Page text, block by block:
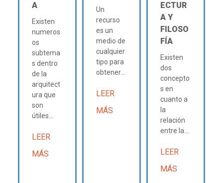
A
Existen
numeros
os
subtema
s dentro
de la
arquitect
ura que
son
útiles...
LEER
MÁS
Un
recurso
es un
medio de
cualquier
tipo para
obtener...
LEER
MÁS
ECTUR
A Y
FILOSO
FÍA
Existen
dos
concepto
s en
cuanto a
la
relación
entre la...
LEER
MÁS